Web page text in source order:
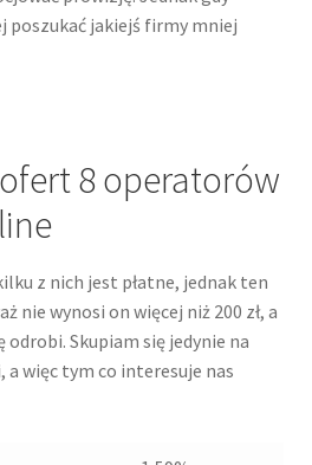
poszukać jakiejś firmy mniej
8 operatorów
z nich jest płatne, jednak ten
nie wynosi on więcej niż 200 zł, a
odrobi. Skupiam się jedynie na
a więc tym co interesuje nas